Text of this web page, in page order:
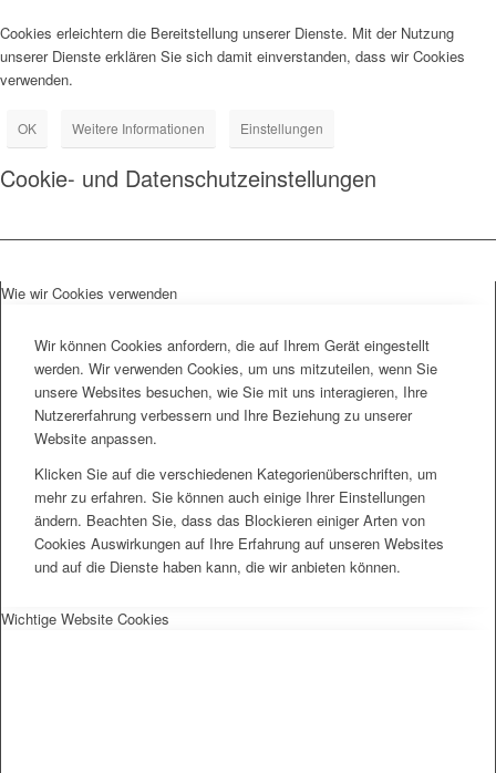
Cookies erleichtern die Bereitstellung unserer Dienste. Mit der Nutzung
unserer Dienste erklären Sie sich damit einverstanden, dass wir Cookies
verwenden.
OK Weitere Informationen Einstellungen
Cookie- und Datenschutzeinstellungen
Wie wir Cookies verwenden
Wir können Cookies anfordern, die auf Ihrem Gerät eingestellt
werden. Wir verwenden Cookies, um uns mitzuteilen, wenn Sie
unsere Websites besuchen, wie Sie mit uns interagieren, Ihre
Nutzererfahrung verbessern und Ihre Beziehung zu unserer
Website anpassen.
Klicken Sie auf die verschiedenen Kategorienüberschriften, um
mehr zu erfahren. Sie können auch einige Ihrer Einstellungen
ändern. Beachten Sie, dass das Blockieren einiger Arten von
Cookies Auswirkungen auf Ihre Erfahrung auf unseren Websites
und auf die Dienste haben kann, die wir anbieten können.
Wichtige Website Cookies